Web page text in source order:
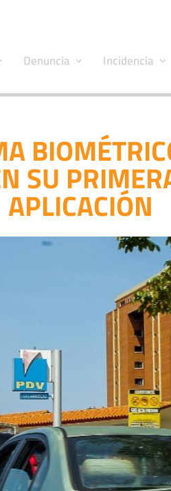
Denuncia Incidencia
SU
APLICACIÓN